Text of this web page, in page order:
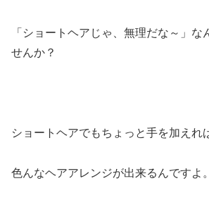
「ショートヘアじゃ、無理だな～」な
せんか？
ショートヘアでもちょっと手を加えれ
色んなヘアアレンジが出来るんですよ。